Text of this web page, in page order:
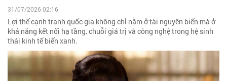
31/07/2026 02:16
Lợi thế cạnh tranh quốc gia không chỉ nằm ở tài nguyên biển mà ở
khả năng kết nối hạ tầng, chuỗi giá trị và công nghệ trong hệ sinh
thái kinh tế biển xanh.